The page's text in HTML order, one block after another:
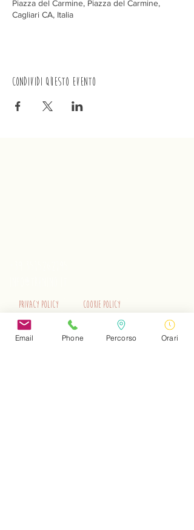
Piazza del Carmine, Piazza del Carmine,
Cagliari CA, Italia
Condividi questo evento
Privacy Policy Cookie Policy
EN Privacy Policy EN Cookie Policy
Email Phone Percorso Orari